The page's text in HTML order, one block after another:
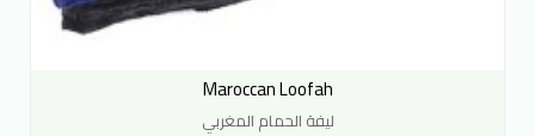
Maroccan Loofah
ليفة الحمام المغربي